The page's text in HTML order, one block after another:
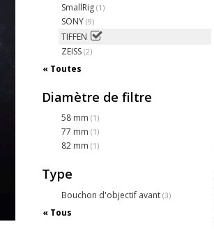
SmallRig (1)
SONY (9)
TIFFEN
ZEISS (2)
« Toutes
Diamètre de filtre
58 mm (1)
77 mm (1)
82 mm (1)
Type
Bouchon d'objectif avant (3)
« Tous